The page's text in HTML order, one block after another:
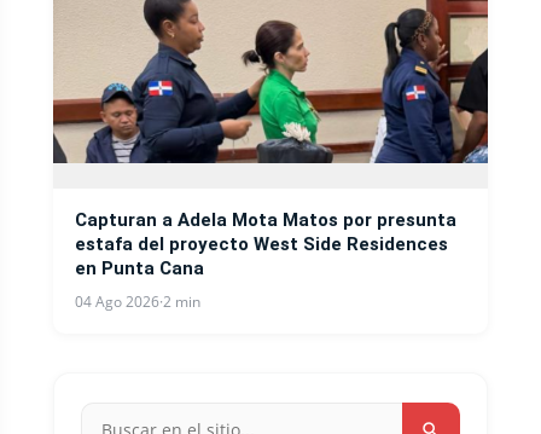
Capturan a Adela Mota Matos por presunta
estafa del proyecto West Side Residences
en Punta Cana
04 Ago 2026·2 min